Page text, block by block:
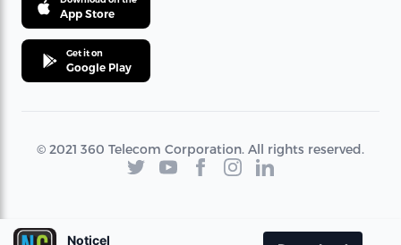
App Store
Get it on
Google Play
© 2021 360 Telecom Corporation. All rights reserved.
Noticel